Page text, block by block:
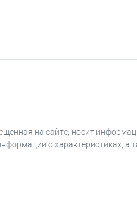
выбора
и непрерывной работы
на сайте, носит
о характеристиках,